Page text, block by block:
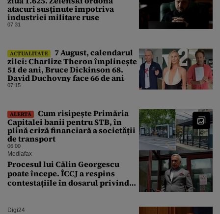
atacuri susținute împotriva
industriei militare ruse
07:31
ACTUALITATE
7 August, calendarul
zilei: Charlize Theron împlinește
51 de ani, Bruce Dickinson 68.
David Duchovny face 66 de ani
07:15
ALERTĂ
Cum risipește Primăria
Capitalei banii pentru STB, în
plină criză financiară a societății
de transport
06:00
Mediafax
Procesul lui Călin Georgescu
poate începe. ÎCCJ a respins
contestațiile în dosarul privind
Digi24